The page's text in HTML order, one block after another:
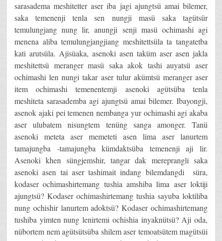
sarasadema meshitetter aser iba jagi ajungtsü amai bilemer,
saka temenenji tenla sen nungji masü saka tagütsür
temulungjang nung lir, anungji senji masü ochimashi agi
menena aliba temulungjangjiang meshitettsüla ta tangatetba
kati arutsüla. Ajisüaka, asenoki asen taküm aser asen jakla
meshitettsü meranger masü saka akok tashi auyatsü aser
ochimashi len nungi takar aser tulur akümtsü meranger aser
item ochimashi temenentemji asenoki agütsüba tenla
meshiteta sarasademba agi ajungtsü amai bilemer. Ibayongji,
asenok ajaki pei temenen nembanga yur ochimashi agi akaba
aser ulubatem nisungtem tenüng sanga amonger. Tanü
asenoki meteta aser memeteti asen lima aser lanurtem
tamajungba -tamajungba kümdaktsüba temenenji aji lir.
Asenoki khen süngjemshir, tangar dak mereprangli saka
asenoki asen tai aser tashimait indang bilemdangdi süra,
kodaser ochimashirtemang tushia amshiba lima aser loktiji
ajungtsü? Kodaser ochimashirtemang tushia sayuba loktiliba
nung ochishir lanurtem adoktsü? Kodaser ochimashirtemang
tushiba yimten nung lenirtemi ochishia inyaknütsü? Aji oda,
nübortem nem agütsütsüba shilem aser temoatsütem magütsüi